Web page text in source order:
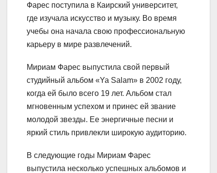
Фарес поступила в Каирский университет,
где изучала искусство и музыку. Во время
учебы она начала свою профессиональную
карьеру в мире развлечений.
Мириам Фарес выпустила свой первый
студийный альбом «Ya Salam» в 2002 году,
когда ей было всего 19 лет. Альбом стал
мгновенным успехом и принес ей звание
молодой звезды. Ее энергичные песни и
яркий стиль привлекли широкую аудиторию.
В следующие годы Мириам Фарес
выпустила несколько успешных альбомов и